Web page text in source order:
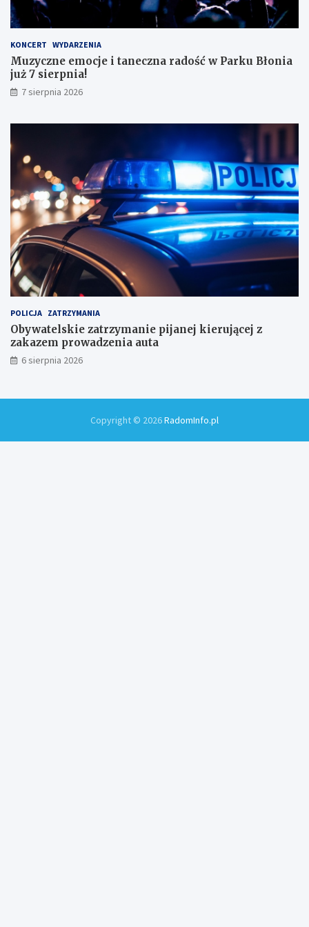
a
ł
m
i
w
y
k
a
m
KONCERT WYDARZENIA
Muzyczne emocje i taneczna radość w Parku Błonia
już 7 sierpnia!
7 sierpnia 2026
POLICJA ZATRZYMANIA
Obywatelskie zatrzymanie pijanej kierującej z
zakazem prowadzenia auta
6 sierpnia 2026
Copyright © 2026RadomInfo.pl